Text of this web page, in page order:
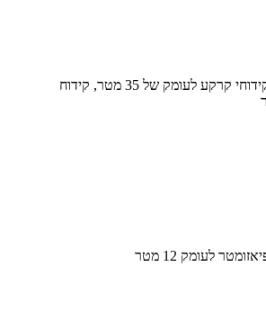
וורבורג 1-5 קרית חיים, קידוחי קרקע לעומק של 35 מטר, קידוח